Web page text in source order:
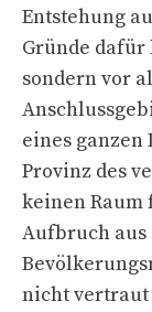
Entstehung
Gründe dafür
sondern vor
eines ganzen
Provinz des
keinen
Aufbruch aus
nicht vertraut